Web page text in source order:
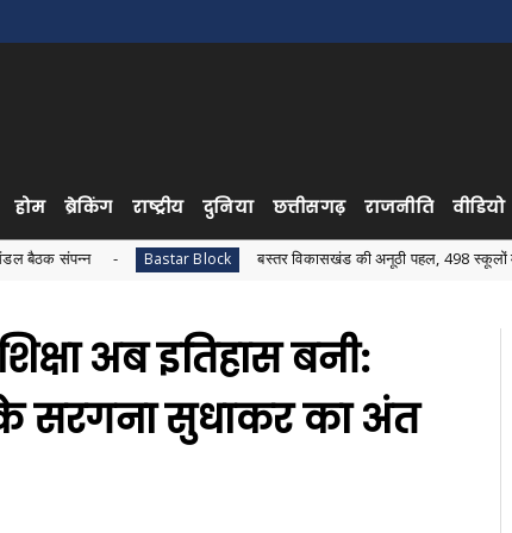
होम ब्रेकिंग राष्ट्रीय दुनिया छत्तीसगढ़ राजनीति वीडियो
Bastar Block बस्तर विकासखंड की अनूठी पहल, 498 स्कूलों में एक साथ हुआ
अब इतिहास बनी:
के सरगना सुधाकर का अंत